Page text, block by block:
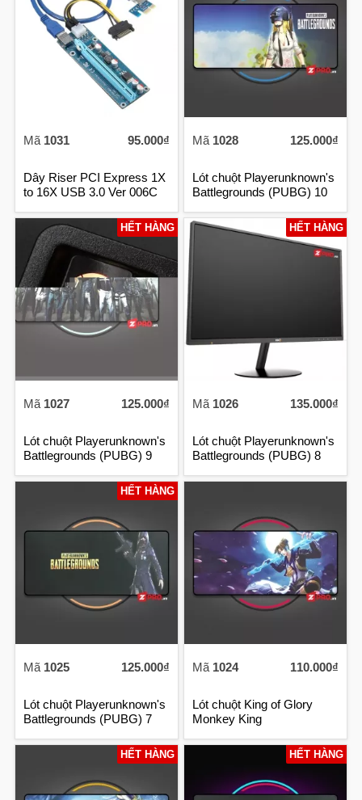
Mã 1031 95.000₫
Dây Riser PCI Express 1X
to 16X USB 3.0 Ver 006C
Mã 1028 125.000₫
Lót chuột Playerunknown's
Battlegrounds (PUBG) 10
HẾT HÀNG
Mã 1027 125.000₫
Lót chuột Playerunknown's
Battlegrounds (PUBG) 9
HẾT HÀNG
Mã 1026 135.000₫
Lót chuột Playerunknown's
Battlegrounds (PUBG) 8
HẾT HÀNG
Mã 1025 125.000₫
Lót chuột Playerunknown's
Battlegrounds (PUBG) 7
Mã 1024 110.000₫
Lót chuột King of Glory
Monkey King
HẾT HÀNG HẾT HÀNG